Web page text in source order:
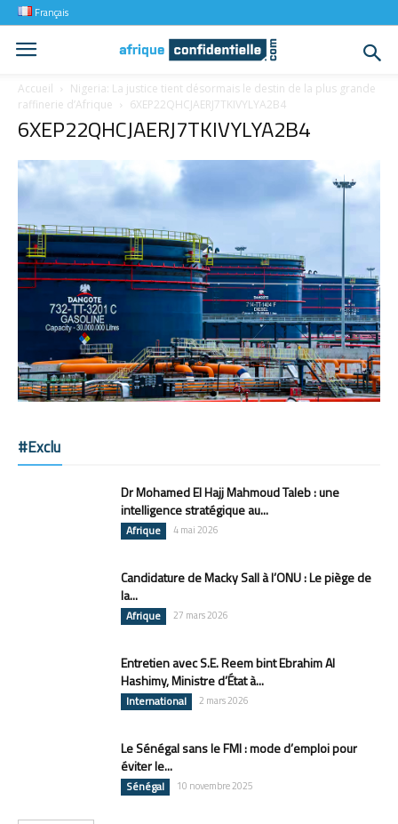
Français
Accueil
Nigeria: La justice tient désormais le destin de la plus grande
raffinerie d’Afrique
6XEP22QHCJAERJ7TKIVYLYA2B4
6XEP22QHCJAERJ7TKIVYLYA2B4
#Exclu
Dr Mohamed El Hajj Mahmoud Taleb : une
intelligence stratégique au...
Afrique 4 mai 2026
Candidature de Macky Sall à l’ONU : Le piège de
la...
Afrique 27 mars 2026
Entretien avec S.E. Reem bint Ebrahim Al
Hashimy, Ministre d’État à...
International 2 mars 2026
Le Sénégal sans le FMI : mode d’emploi pour
éviter le...
Sénégal 10 novembre 2025